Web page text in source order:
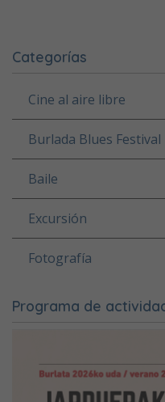
Categorías
Cine al aire libre
Burlada Blues Festival
Baile
Excursión
Fotografía
Programa de